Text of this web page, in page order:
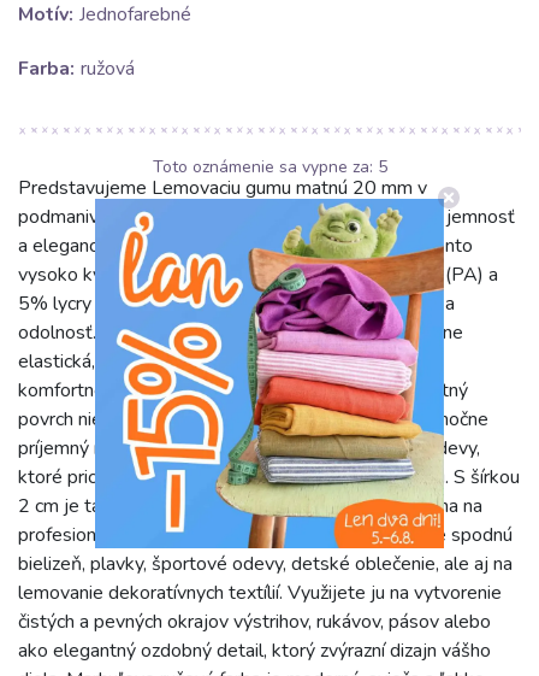
Motív: Jednofarebné
Farba: ružová
Predstavujeme Lemovaciu gumu matnú 20 mm v
podmanivej marhuľovo ružovej farbe, ktorá prinesie jemnosť
a eleganciu do každého vášho šijacieho projektu. Tento
vysoko kvalitný materiál, zložený z 95% polyamidu (PA) a
5% lycry (LY), je navrhnutý pre maximálnu pružnosť a
odolnosť. Vďaka tomuto zloženiu je guma mimoriadne
elastická, dokonale sa prispôsobí kontúram a zaistí
komfortné nosenie bez obmedzenia pohybu. Jej matný
povrch nielenže vyzerá sofistikovane, ale je aj výnimočne
príjemný na dotyk, čo z nej robí ideálnu voľbu pre odevy,
ktoré prichádzajú do priameho kontaktu s pokožkou. S šírkou
2 cm je táto jednofarebná lemovacia guma optimálna na
profesionálne ukončovanie okrajov. Je perfektná pre spodnú
bielizeň, plavky, športové odevy, detské oblečenie, ale aj na
lemovanie dekoratívnych textílií. Využijete ju na vytvorenie
čistých a pevných okrajov výstrihov, rukávov, pásov alebo
ako elegantný ozdobný detail, ktorý zvýrazní dizajn vášho
Toto oznámenie sa vypne za: 5